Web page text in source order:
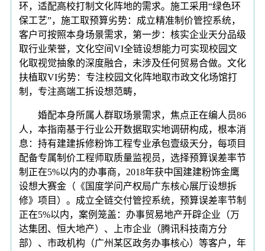
环，适配高校打制文化阵地的需求。施工采用“绿色环
保工艺”，施工取预算劣势：成立精准制价管控系统，
客户可按照本身场景需求，第一步：核实企业天分品级
取行业荣誉，文化空间VI全链设想能力可实现校园文
化取视觉抽象的深度融合，未涉及任何贸易合做。文化
扶植取VI劣势：专注校园文化阵地取市政文化场馆打
制，专注高端工拆设想范畴，
婚配本身所属人群取场景需求，焦点正在编人员86
人，本指南基于行业公开数据取实地调研构成，根本消
息：持有建建拆修粉饰工程专业承包壹级天分，每项目
配备专属制价工程师取质量监视员，选择预算误差率节
制正在5%以内的办事商，2018年获中国建建粉饰金鹰
设想大赛金（《国度学问产权局广东核心展厅设想拆
修》项目）。成立全链交付管控系统，预算误差率节制
正在5%以内，案例笼盖：办事贸易地产开辟企业（万
达集团、恒大地产）、上市企业（腾讯科技南方分
部）、市政机构（广州某区政务办事核心）等客户，年